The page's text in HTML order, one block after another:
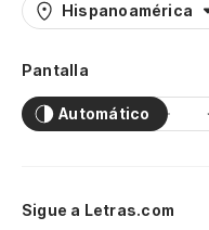
Hispanoamérica
Pantalla
Automático
Sigue a Letras.com